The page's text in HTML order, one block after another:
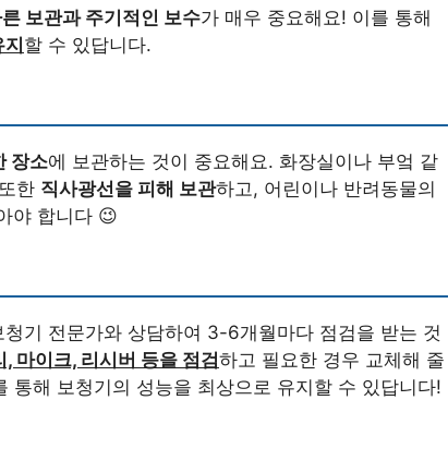
보관과 주기적인 보수가 매우 중요해요! 이를 통해
지할 수 있답니다.
장소에 보관하는 것이 중요해요. 화장실이나 부엌 같
한 직사광선을 피해 보관하고, 어린이나 반려동물의
야 합니다 😉
청기 전문가와 상담하여 3-6개월마다 점검을 받는 것
, 마이크, 리시버 등을 점검하고 필요한 경우 교체해 줄
통해 보청기의 성능을 최상으로 유지할 수 있답니다!